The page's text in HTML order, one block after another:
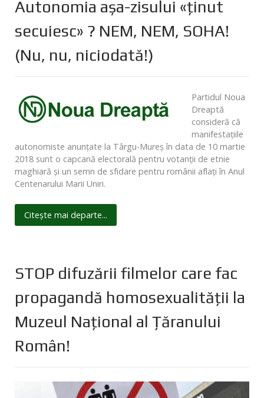
Autonomia aşa-zisului «ţinut
secuiesc» ? NEM, NEM, SOHA!
(Nu, nu, niciodată!)
Partidul Noua
Dreaptă
consideră că
manifestaţiile
autonomiste anunţate la Târgu-Mureş în data de 10 martie
2018 sunt o capcană electorală pentru votanţii de etnie
maghiară şi un semn de sfidare pentru românii aflaţi în Anul
Centenarului Marii Uniri.
Citește mai departe...
STOP difuzării filmelor care fac
propagandă homosexualității la
Muzeul Național al Țăranului
Român!